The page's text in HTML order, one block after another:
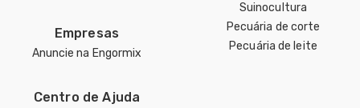
Empresas
Anuncie na Engormix
Suinocultura
Pecuária de corte
Pecuária de leite
Centro de Ajuda